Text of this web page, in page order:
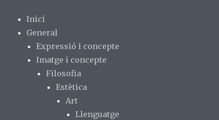
Inici
General
Expressió i concepte
Imatge i concepte
Filosofia
Estètica
Art
Llenguatge